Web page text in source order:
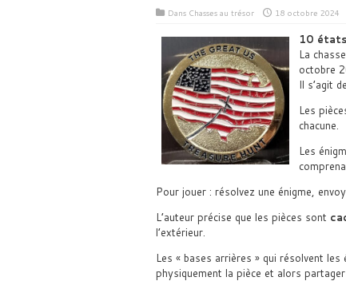
Dans Chasses au trésor 18 octobre 2024
10
La
octobre
Il s’agit
Les
chacune.
Les
Pour jouer : résolvez une énigme,
L’auteur précise que les pièces sont
l’extérieur.
Les « bases arrières » qui résolvent
physiquement la pièce et alors